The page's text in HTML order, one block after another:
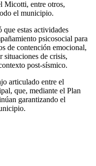
Micotti, entre otros,
el municipio.
estas actividades
psicosocial para
de contención emocional,
situaciones de crisis,
post-sísmico.
articulado entre el
que, mediante el Plan
garantizando el